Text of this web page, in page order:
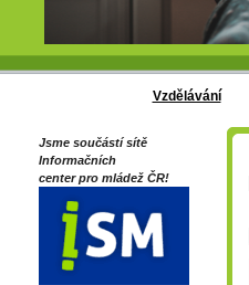
Vzdělávání
Jsme součástí sítě
Informačních
center pro mládež ČR!